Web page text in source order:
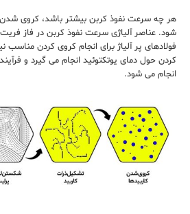
هر چه سرعت نفوذ کربن بیشتر باشد، کروی شدن
شود. عناصر آلیاژی سرعت نفوذ کربن در فاز فریت
فولادهای پر آلیاژ برای انجام کروی کردن مناسب
کردن حول دمای یوتکتوئید انجام می گیرد و
انجام می شود.